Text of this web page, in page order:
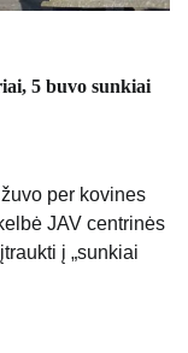
5 buvo sunkiai
per kovines
JAV centrinės
į „sunkiai